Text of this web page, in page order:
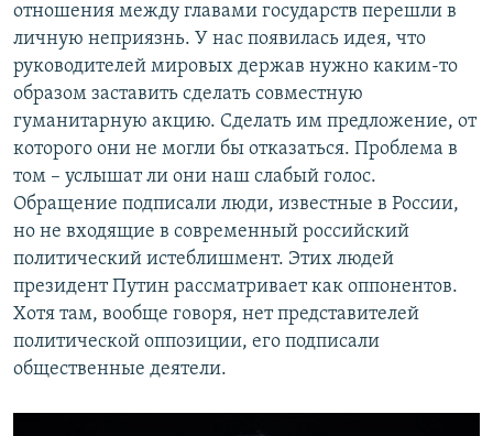
отношения между главами государств перешли в
личную неприязнь. У нас появилась идея, что
руководителей мировых держав нужно каким-то
образом заставить сделать совместную
гуманитарную акцию. Сделать им предложение, от
которого они не могли бы отказаться. Проблема в
том – услышат ли они наш слабый голос.
Обращение подписали люди, известные в России,
но не входящие в современный российский
политический истеблишмент. Этих людей
президент Путин рассматривает как оппонентов.
Хотя там, вообще говоря, нет представителей
политической оппозиции, его подписали
общественные деятели.